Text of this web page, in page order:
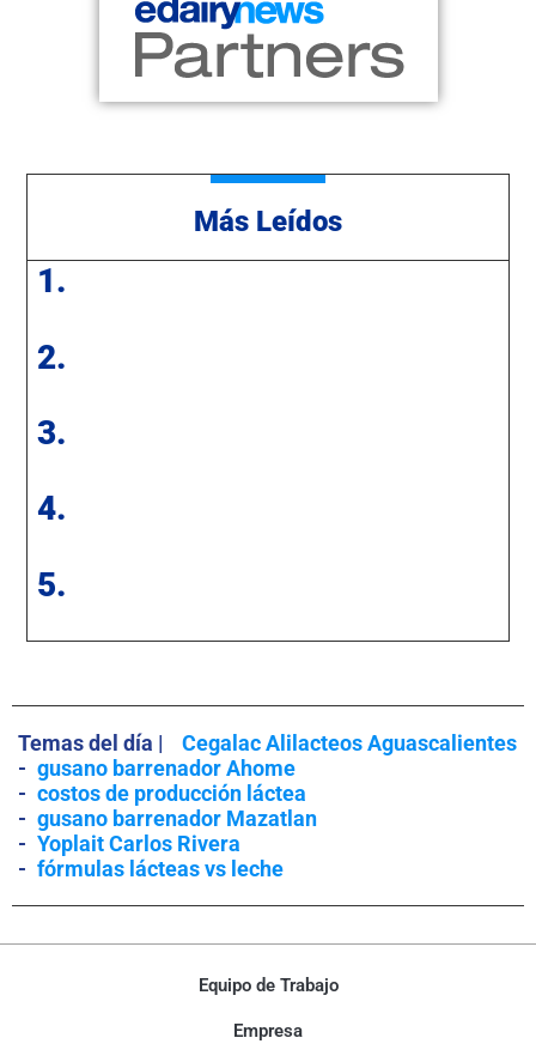
Más Leídos
1.
2.
3.
4.
5.
Temas del día |
Cegalac Alilacteos Aguascalientes
- gusano barrenador Ahome
- costos de producción láctea
- gusano barrenador Mazatlan
- Yoplait Carlos Rivera
- fórmulas lácteas vs leche
Equipo de Trabajo
Empresa